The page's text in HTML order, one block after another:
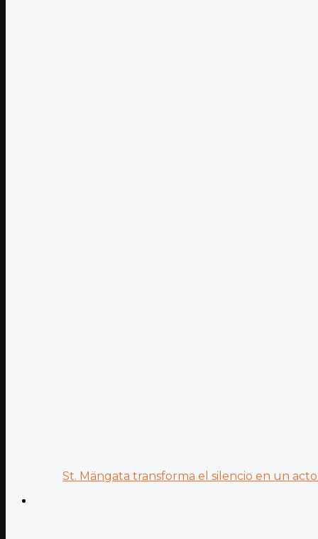
St. Mängata transforma el silencio en un